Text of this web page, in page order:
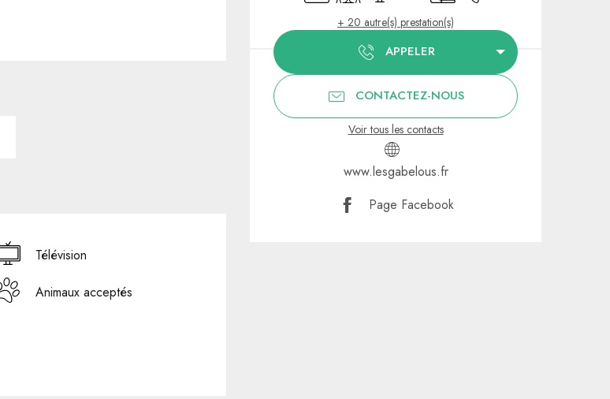
+ 20 autre(s) prestation(s)
APPELER
CONTACTEZ-NOUS
Voir tous les contacts
www.lesgabelous.fr
Page Facebook
Télévision
Animaux acceptés